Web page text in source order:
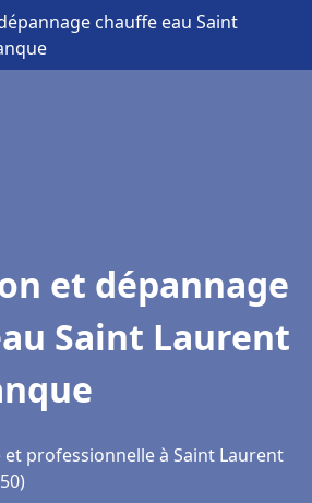
chauffe eau Saint
et dépannage
Saint Laurent
professionnelle à Saint Laurent